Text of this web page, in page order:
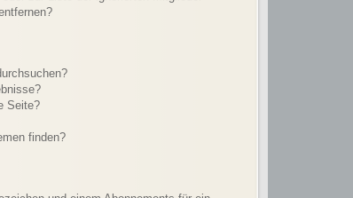
Seite?
finden?